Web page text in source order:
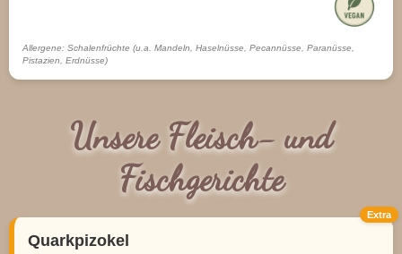
Allergene: Schalenfrüchte (u.a. Mandeln, Haselnüsse, Pecannüsse, Paranüsse,
Pistazien, Erdnüsse)
Unsere Fleisch- und
Fischgerichte
Extra
Quarkpizokel